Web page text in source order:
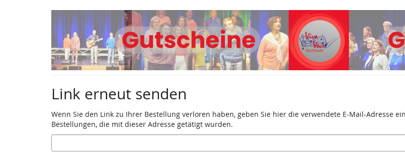
Link erneut senden
Wenn Sie den Link zu Ihrer Bestellung verloren haben, geben Sie hier die verwendete E-Mail-Adresse
Bestellungen, die mit dieser Adresse getätigt wurden.
E-
Mail